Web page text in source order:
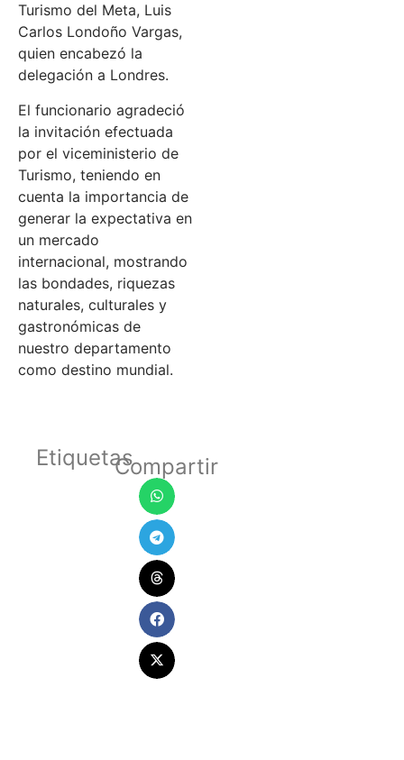
Turismo del Meta, Luis
Carlos Londoño Vargas,
quien encabezó la
delegación a Londres.
El funcionario agradeció
la invitación efectuada
por el viceministerio de
Turismo, teniendo en
cuenta la importancia de
generar la expectativa en
un mercado
internacional, mostrando
las bondades, riquezas
naturales, culturales y
gastronómicas de
nuestro departamento
como destino mundial.
EtiquetasCompartir